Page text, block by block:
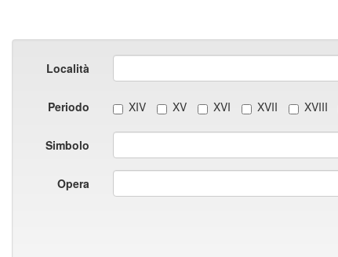
Località
Periodo XIV XV XVI XVII XVIII
Simbolo
Opera